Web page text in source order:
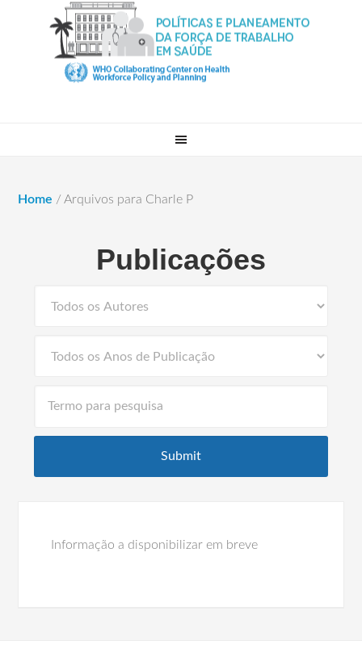
Home / Arquivos para Charle P
Publicações
Informação a disponibilizar em breve